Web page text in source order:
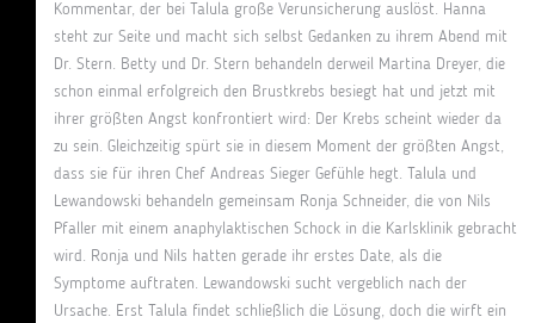
Kommentar, der bei Talula große Verunsicherung auslöst. Hanna
steht zur Seite und macht sich selbst Gedanken zu ihrem Abend mit
Dr. Stern. Betty und Dr. Stern behandeln derweil Martina Dreyer, die
schon einmal erfolgreich den Brustkrebs besiegt hat und jetzt mit
ihrer größten Angst konfrontiert wird: Der Krebs scheint wieder da
zu sein. Gleichzeitig spürt sie in diesem Moment der größten Angst,
dass sie für ihren Chef Andreas Sieger Gefühle hegt. Talula und
Lewandowski behandeln gemeinsam Ronja Schneider, die von Nils
Pfaller mit einem anaphylaktischen Schock in die Karlsklinik gebracht
wird. Ronja und Nils hatten gerade ihr erstes Date, als die
Symptome auftraten. Lewandowski sucht vergeblich nach der
Ursache. Erst Talula findet schließlich die Lösung, doch die wirft ein